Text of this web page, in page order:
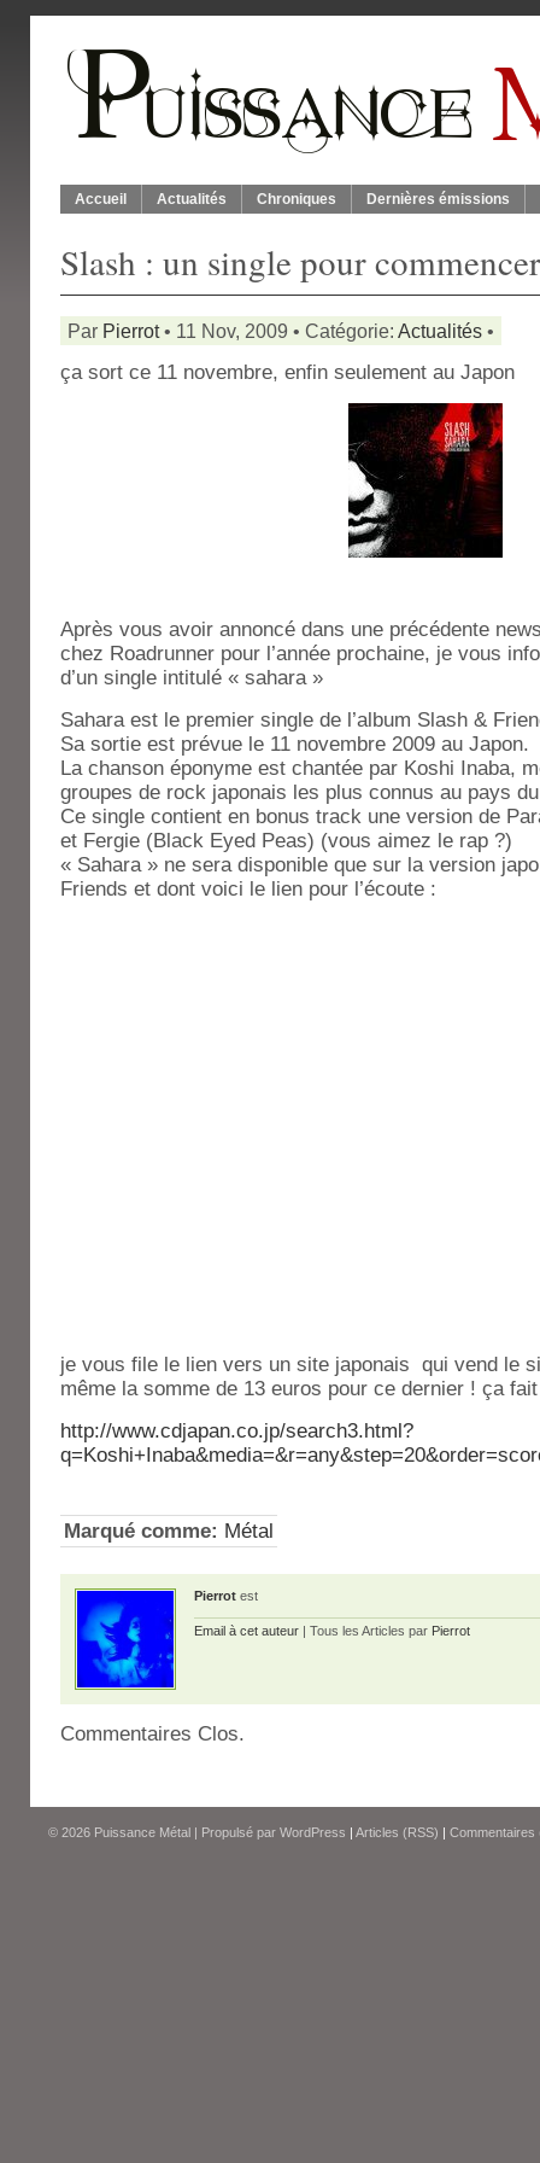
Accueil Actualités Chroniques Dernières émissions
Slash : un single pour commencer
Par Pierrot• 11 Nov, 2009 • Catégorie: Actualités •
ça sort ce 11 novembre, enfin seulement au Japon
Après vous avoir annoncé dans une précédente
chez Roadrunner pour l’année prochaine, je vous
d’un single intitulé « sahara »
Sahara est le premier single de l’album Slash &
Sa sortie est prévue le 11 novembre 2009 au Japon.
La chanson éponyme est chantée par Koshi Inaba,
groupes de rock japonais les plus connus au pays
Ce single contient en bonus track une version de
et Fergie (Black Eyed Peas) (vous aimez le rap ?)
« Sahara » ne sera disponible que sur la version
Friends et dont voici le lien pour l’écoute :
je vous file le lien vers un site japonais qui vend le
même la somme de 13 euros pour ce dernier ! ça
http://www.cdjapan.co.jp/search3.html?
Marqué comme: Métal
Pierrot est
Email à cet auteur | Tous les Articles par Pierrot
Commentaires Clos.
© 2026 Puissance Métal | Propulsé par WordPress | Articles (RSS) | Commentaires